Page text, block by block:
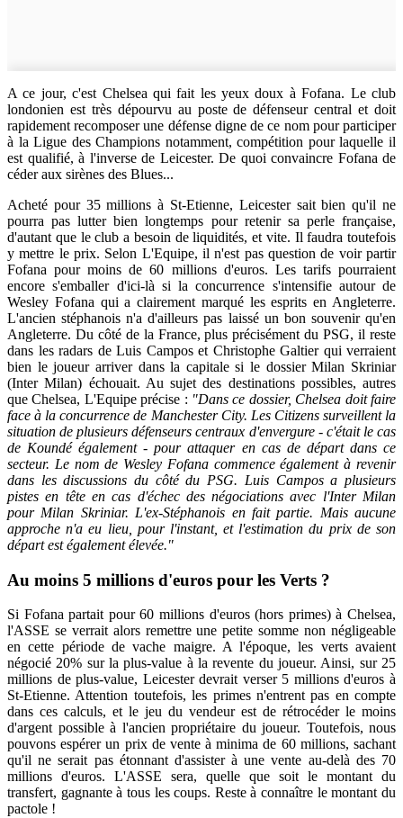
A ce jour, c'est Chelsea qui fait les yeux doux à Fofana. Le club
londonien est très dépourvu au poste de défenseur central et doit
rapidement recomposer une défense digne de ce nom pour participer
à la Ligue des Champions notamment, compétition pour laquelle il
est qualifié, à l'inverse de Leicester. De quoi convaincre Fofana de
céder aux sirènes des Blues...
Acheté pour 35 millions à St-Etienne, Leicester sait bien qu'il ne
pourra pas lutter bien longtemps pour retenir sa perle française,
d'autant que le club a besoin de liquidités, et vite. Il faudra toutefois
y mettre le prix. Selon L'Equipe, il n'est pas question de voir partir
Fofana pour moins de 60 millions d'euros. Les tarifs pourraient
encore s'emballer d'ici-là si la concurrence s'intensifie autour de
Wesley Fofana qui a clairement marqué les esprits en Angleterre.
L'ancien stéphanois n'a d'ailleurs pas laissé un bon souvenir qu'en
Angleterre. Du côté de la France, plus précisément du PSG, il reste
dans les radars de Luis Campos et Christophe Galtier qui verraient
bien le joueur arriver dans la capitale si le dossier Milan Skriniar
(Inter Milan) échouait. Au sujet des destinations possibles, autres
que Chelsea, L'Equipe précise : "Dans ce dossier, Chelsea doit faire
face à la concurrence de Manchester City. Les Citizens surveillent la
situation de plusieurs défenseurs centraux d'envergure - c'était le cas
de Koundé également - pour attaquer en cas de départ dans ce
secteur. Le nom de Wesley Fofana commence également à revenir
dans les discussions du côté du PSG. Luis Campos a plusieurs
pistes en tête en cas d'échec des négociations avec l'Inter Milan
pour Milan Skriniar. L'ex-Stéphanois en fait partie. Mais aucune
approche n'a eu lieu, pour l'instant, et l'estimation du prix de son
départ est également élevée."
Au moins 5 millions d'euros pour les Verts ?
Si Fofana partait pour 60 millions d'euros (hors primes) à Chelsea,
l'ASSE se verrait alors remettre une petite somme non négligeable
en cette période de vache maigre. A l'époque, les verts avaient
négocié 20% sur la plus-value à la revente du joueur. Ainsi, sur 25
millions de plus-value, Leicester devrait verser 5 millions d'euros à
St-Etienne. Attention toutefois, les primes n'entrent pas en compte
dans ces calculs, et le jeu du vendeur est de rétrocéder le moins
d'argent possible à l'ancien propriétaire du joueur. Toutefois, nous
pouvons espérer un prix de vente à minima de 60 millions, sachant
qu'il ne serait pas étonnant d'assister à une vente au-delà des 70
millions d'euros. L'ASSE sera, quelle que soit le montant du
transfert, gagnante à tous les coups. Reste à connaître le montant du
pactole !